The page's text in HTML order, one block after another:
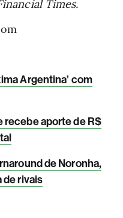
Times.
Argentina’ com
recebe aporte de R$
de Noronha,
de rivais